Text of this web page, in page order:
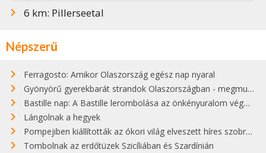
6 km: Pillerseetal
Népszerű
Ferragosto: Amikor Olaszország egész nap nyaral
Gyönyörű gyerekbarát strandok Olaszországban - megmutatjuk a 15 legjobbat
Bastille nap: A Bastille lerombolása az önkényuralom végét jelentette
Lángolnak a hegyek
Pompejiben kiállították az ókori világ elveszett híres szobrának másolatát
Tombolnak az erdőtüzek Szicíliában és Szardínián